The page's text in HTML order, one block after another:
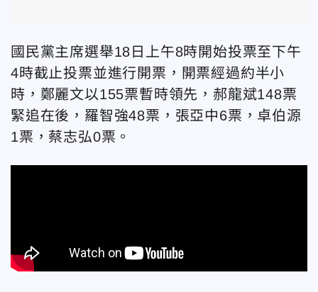
國民黨主席選舉18日上午8時開始投票至下午
4時截止投票並進行開票，開票經過約半小
時，鄭麗文以155票暫時領先，郝龍斌148票
緊追在後，羅智強48票，張亞中6票，卓伯源
1票，蔡志弘0票。